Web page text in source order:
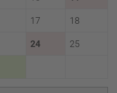
17 18
24 25